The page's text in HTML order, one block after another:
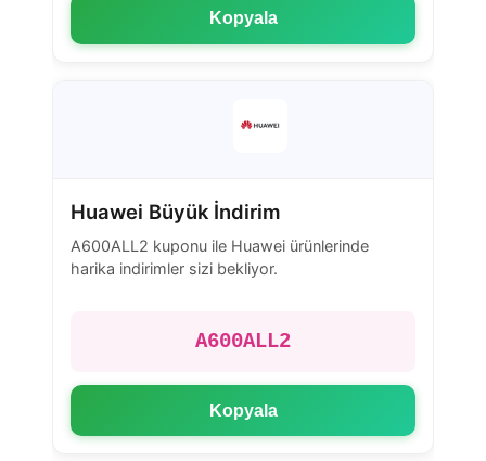
Kopyala
Huawei Büyük İndirim
A600ALL2 kuponu ile Huawei ürünlerinde
harika indirimler sizi bekliyor.
A600ALL2
Kopyala